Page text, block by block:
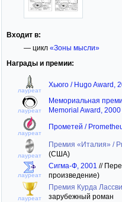
Входит в:
— цикл «Зоны мысли»
Награды и премии:
лауреат
Хьюго / Hugo Award,
лауреат
Мемориальная
Memorial Award, 2000
лауреат
Прометей /
лауреат
Премия «Италия» /
(США)
лауреат
Сигма-Ф, 2001 //
произведение)
лауреат
Премия Курда
зарубежный роман